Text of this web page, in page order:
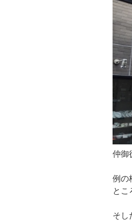
仲御
例の
とこ
そし